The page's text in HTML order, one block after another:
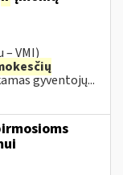
VMI)
gyventojų...